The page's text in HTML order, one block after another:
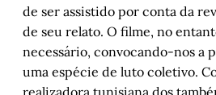
de ser assistido por conta da
de seu relato. O filme, no
necessário, convocando-nos a
uma espécie de luto coletivo.
realizadora tunisiana dos